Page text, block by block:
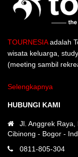
TOURNESIAadalah
wisata keluarga,
(meeting sambil
Selengkapnya
HUBUNGI KAMI
Jl. Anggrek Raya,
Cibinong - Bogor -
0811-805-304